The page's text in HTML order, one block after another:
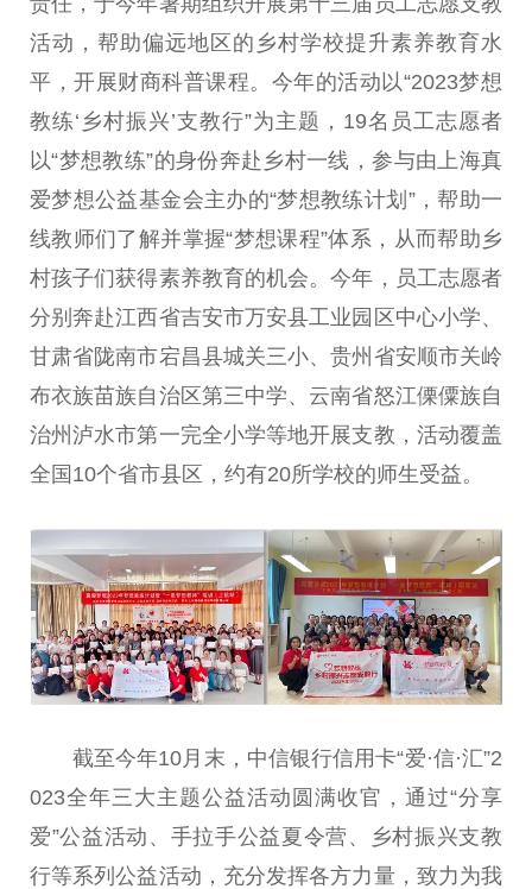
活动，帮助偏远地区的乡村学校提升素养教育水
平 ，开展财商科普课程。今年的活动以“2023梦想
教练‘ 乡村振兴’支教行”为主题，19名员工志愿者
以“梦想教练”的身份奔赴乡村一线，参与由上海真
爱梦想公益基金会主办的“梦想教练计划”，帮助一
线教师们了解并掌握“梦想课程”体系，从而帮助乡
村孩子们获得素养教育的机会。今年，员工志愿者
分别奔赴江西省吉安市万安县工业园区中心小学、
甘肃省陇南市宕昌县城关三小、贵州省安顺市关岭
布衣族苗族自治区第三中学、云南省怒江傈僳族自
治州泸水市第一完全小学等地开展支教，活动覆盖
全国10个省市县区，约有20所学校的师生受益。
截至今年10月末，中信银行信用卡“爱·信·汇”2
023全年三大主题公益活动圆满收官，通过“分享
爱”公益活动、手拉手公益夏令营、
乡村振兴支教
行等系列公益活动，充分发挥各方力量，致力为我